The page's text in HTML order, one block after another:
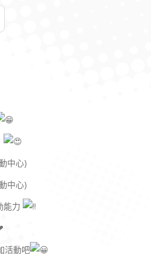
中心)
中心)
能力
活動吧